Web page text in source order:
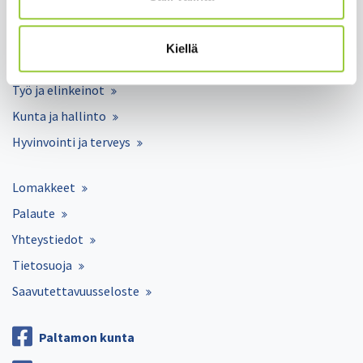
Kiellä
Työ ja elinkeinot
Kunta ja hallinto
Hyvinvointi ja terveys
Lomakkeet
Palaute
Yhteystiedot
Tietosuoja
Saavutettavuusseloste
Paltamon kunta